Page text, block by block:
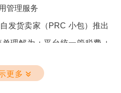
转化精品倾斜；同时专利投
14天，知识产权风控全面从
日起封禁第三方自发货，全品
合规审查、履约考核和评价反
管理服务
发货卖家（PRC 小包）推出
理解为：平台统一管税费 +
更多